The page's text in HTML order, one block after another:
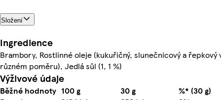
Složení
Ingredience
Brambory, Rostlinné oleje (kukuřičný, slunečnicový a řepkový
různém poměru), Jedlá sůl (1, 1 %)
Výživové údaje
Běžné hodnoty 100 g 30 g
%* (30 g)